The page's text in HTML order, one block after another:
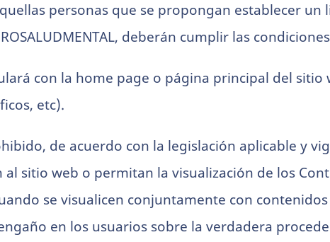
personas que se propongan establecer
deberán cumplir las
con la home page o página principal del
etc).
de acuerdo con la legislación aplicable y
sitio web o permitan la visualización de los
se visualicen conjuntamente con
en los usuarios sobre la verdadera